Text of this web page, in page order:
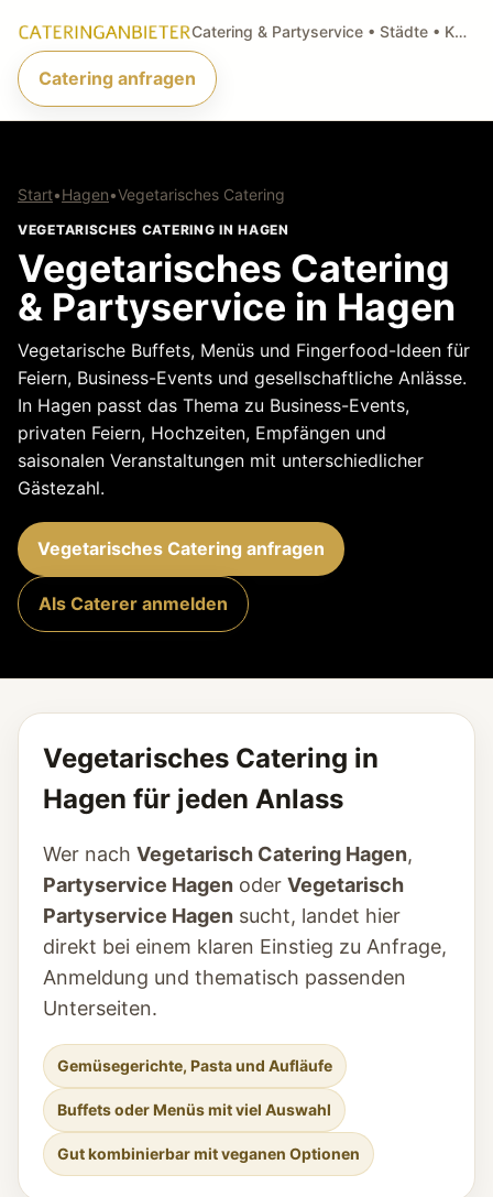
Catering & Partyservice • Städte • Küchenarten • Anfragen
Catering anfragen
Start•Hagen•Vegetarisches Catering
VEGETARISCHES CATERING IN HAGEN
Vegetarisches Catering
& Partyservice in Hagen
Vegetarische Buffets, Menüs und Fingerfood-Ideen für
Feiern, Business-Events und gesellschaftliche Anlässe.
In Hagen passt das Thema zu Business-Events,
privaten Feiern, Hochzeiten, Empfängen und
saisonalen Veranstaltungen mit unterschiedlicher
Gästezahl.
Vegetarisches Catering anfragen
Als Caterer anmelden
Vegetarisches Catering in
Hagen für jeden Anlass
Wer nach Vegetarisch Catering Hagen,
Partyservice Hagen oder Vegetarisch
Partyservice Hagen sucht, landet hier
direkt bei einem klaren Einstieg zu Anfrage,
Anmeldung und thematisch passenden
Unterseiten.
Gemüsegerichte, Pasta und Aufläufe
Buffets oder Menüs mit viel Auswahl
Gut kombinierbar mit veganen Optionen